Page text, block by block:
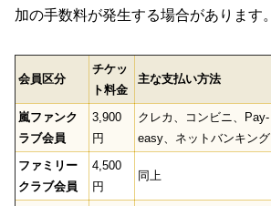
加の手数料が発生する場合があります。
会員区分
チケッ
ト料金
主な支払い方法
嵐ファンク
ラブ会員
3,900
円
クレカ、コンビニ、Pay-
easy、ネットバンキング
ファミリー
クラブ会員
4,500
円
同上